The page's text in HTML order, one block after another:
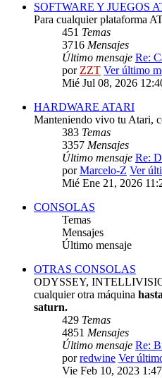
SOFTWARE Y JUEGOS
Para cualquier plataforma
451 Temas
3716 Mensajes
Último mensaje Re:
porZZT Ver último
Mié Jul 08, 2026
HARDWARE ATARI
Manteniendo vivo tu Atari,
383 Temas
3357 Mensajes
Último mensaje Re:
porMarcelo-Z Ver
Mié Ene 21, 2026
CONSOLAS
Temas
Mensajes
Último mensaje
OTRAS CONSOLAS
ODYSSEY,
cualquier otra máquina
saturn.
429 Temas
4851 Mensajes
Último mensaje Re:
porredwine Ver
Vie Feb 10, 2023